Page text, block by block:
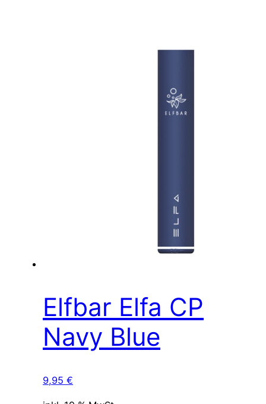
Elfbar Elfa CP
Navy Blue
9,95 €